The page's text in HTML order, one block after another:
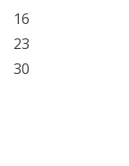
16
23
30